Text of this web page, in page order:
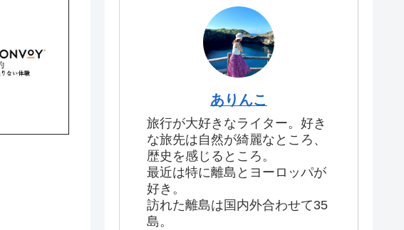
ありんこ
旅行が大好きなライター。好き
な旅先は自然が綺麗なところ、
歴史を感じるところ。
最近は特に離島とヨーロッパが
好き。
訪れた離島は国内外合わせて35
島。